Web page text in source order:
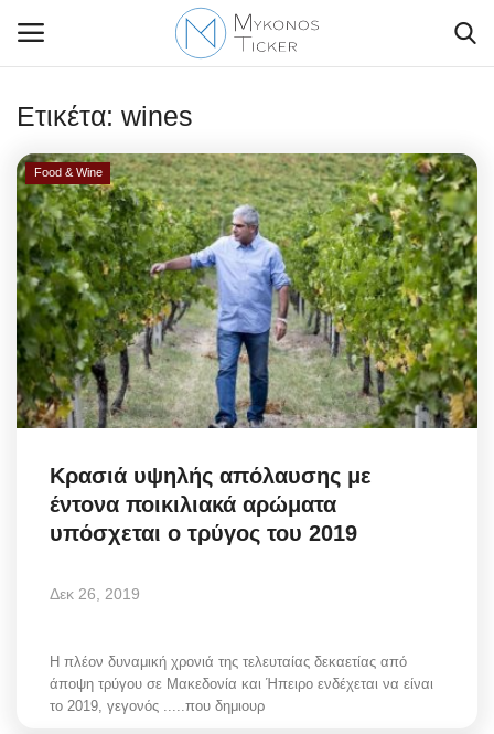
Contact Us
Politique
Business
Travel
World
Style Adorés
Mykonos
Ετικέτα: wines
Food & Wine
Κρασιά υψηλής απόλαυσης με
έντονα ποικιλιακά αρώματα
υπόσχεται ο τρύγος του 2019
Δεκ 26, 2019
Η πλέον δυναμική χρονιά της τελευταίας δεκαετίας από
άποψη τρύγου σε Μακεδονία και Ήπειρο ενδέχεται να είναι
το 2019, γεγονός .....που δημιουρ